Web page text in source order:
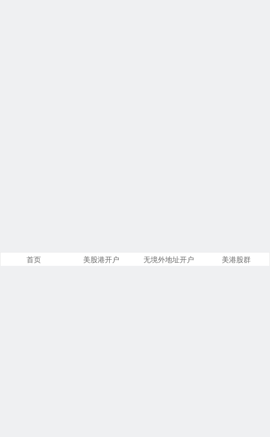
首页 美股港开户 无境外地址开户 美港股群